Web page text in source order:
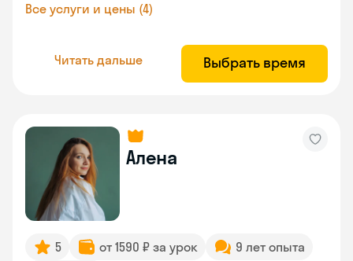
Все услуги и цены (4)
Читать дальше Выбрать время
Алена
5 от 1590 ₽ за урок
9 лет опыта